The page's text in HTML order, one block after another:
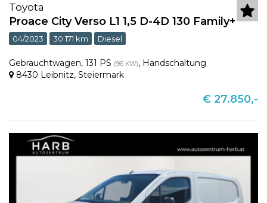
Toyota
Proace City Verso L1 1,5 D-4D 130 Family+
04/2023 30.171 km Diesel
Gebrauchtwagen, 131 PS (96 KW), Handschaltung
8430 Leibnitz, Steiermark
€ 27.850,-